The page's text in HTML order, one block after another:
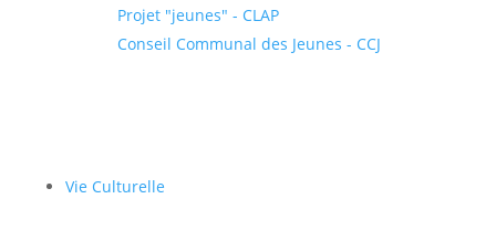
Projet "jeunes" - CLAP
Conseil Communal des Jeunes - CCJ
Vie Culturelle